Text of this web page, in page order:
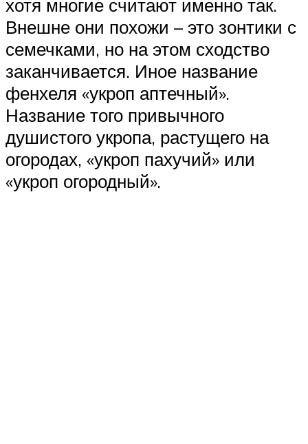
хотя многие считают именно так.
Внешне они похожи – это зонтики с
семечками, но на этом сходство
заканчивается. Иное название
фенхеля «укроп аптечный».
Название того привычного
душистого укропа, растущего на
огородах, «укроп пахучий» или
«укроп огородный».